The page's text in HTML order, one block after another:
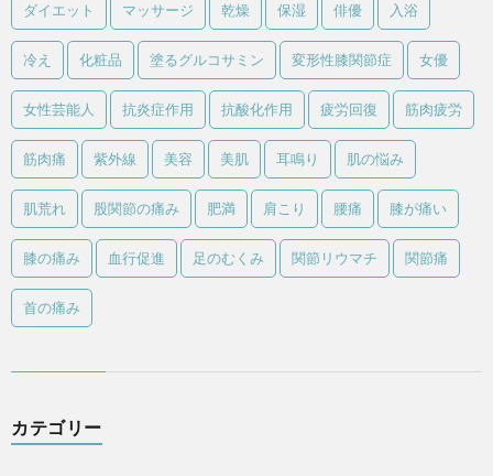
ダイエット マッサージ 乾燥 保湿 俳優 入浴
冷え 化粧品 塗るグルコサミン 変形性膝関節症 女優
女性芸能人 抗炎症作用 抗酸化作用 疲労回復 筋肉疲労
筋肉痛 紫外線 美容 美肌 耳鳴り 肌の悩み
肌荒れ 股関節の痛み 肥満 肩こり 腰痛 膝が痛い
膝の痛み 血行促進 足のむくみ 関節リウマチ 関節痛
首の痛み
カテゴリー